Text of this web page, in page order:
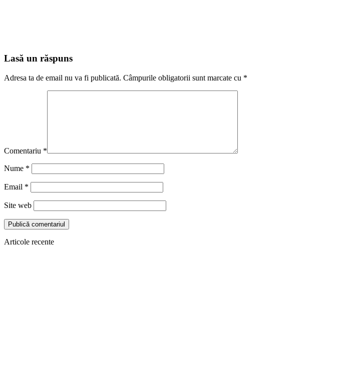
Lasă un răspuns
Adresa ta de email nu va fi publicată. Câmpurile obligatorii sunt marcate cu *
Comentariu *
Nume *
Email *
Site web
Articole recente